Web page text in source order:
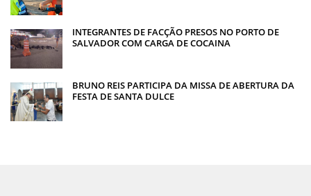
INTEGRANTES DE FACÇÃO PRESOS NO PORTO DE
SALVADOR COM CARGA DE COCAINA
BRUNO REIS PARTICIPA DA MISSA DE ABERTURA DA
FESTA DE SANTA DULCE